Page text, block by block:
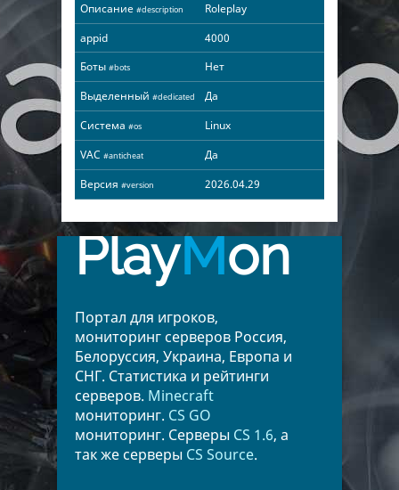
Описание #description
Roleplay
appid
4000
Боты #bots
Нет
Выделенный #dedicated
Да
Система #os
Linux
VAC #anticheat
Да
Версия #version 2026.04.29
PlayMon
Портал для игроков,
мониторинг серверов Россия,
Белоруссия, Украина, Европа и
СНГ. Статистика и рейтинги
серверов. Minecraft
мониторинг. CS GO
мониторинг. Серверы CS 1.6, а
так же серверы CS Source.